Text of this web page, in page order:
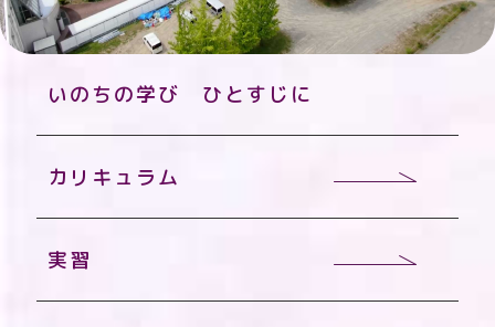
いのちの学び ひとすじに
カリキュラム
実習